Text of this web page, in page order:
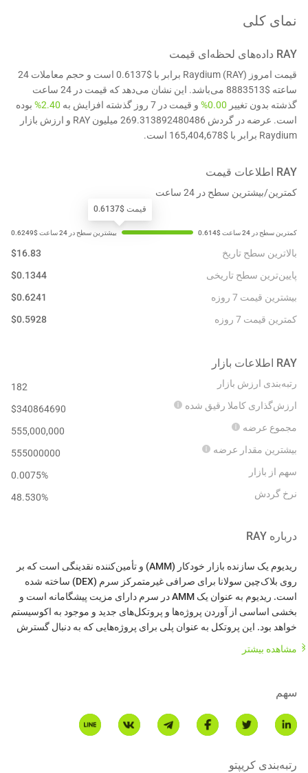
نمای کلی
RAY داده‌های لحظه‌ای قیمت
قیمت امروز Raydium (RAY) برابر با $0.6137 است و حجم معاملات 24
ساعته $8883513 می‌باشد. این نشان می‌دهد که قیمت در 24 ساعت
گذشته بدون تغییر 0.00% و قیمت در 7 روز گذشته افزایش به 2.40%
بوده
است. عرضه در گردش 269.313892480486 میلیون RAY و ارزش بازار
Raydium برابر با $165,404,678 است.
RAY اطلاعات قیمت
کمترین/بیشترین سطح در 24 ساعت
قیمت $0.6137
بالاترین سطح تاریخ $16.83
پایین‌ترین سطح تاریخی
$0.1344
بیشترین قیمت 7 روزه
$0.6241
کمترین قیمت 7 روزه
$0.5928
RAY اطلاعات بازار
رتبه‌بندی ارزش بازار
182
ارزش‌گذاری کاملا رقیق شده
$340864690
مجموع عرضه
555,000,000
بیشترین مقدار عرضه
555000000
سهم از بازار
0.0075%
نرخ گردش
48.530%
درباره RAY
ریدیوم یک سازنده بازار خودکار (AMM) و تأمین‌کننده نقدینگی است که بر
روی بلاک‌چین سولانا برای صرافی غیرمتمرکز سرم (DEX) ساخته شده
است. ریدیوم به عنوان یک AMM در سرم دارای مزیت پیشگامانه است و
بخشی اساسی از آوردن پروژه‌ها و پروتکل‌های جدید و موجود به اکوسیستم
خواهد بود. این پروتکل به عنوان پلی برای پروژه‌هایی که به دنبال گسترش
RAY به عنوان بنیادی برای فعال‌سازی توسعه بیشتر با شرکا، پلتفرم خود و
محدود مرکزی ارائه می‌دهد، به این معنی که LPهای ریدیوم به کل جریان
مشاهده بیشتر
سهم
رتبه‌بندی کریپتو